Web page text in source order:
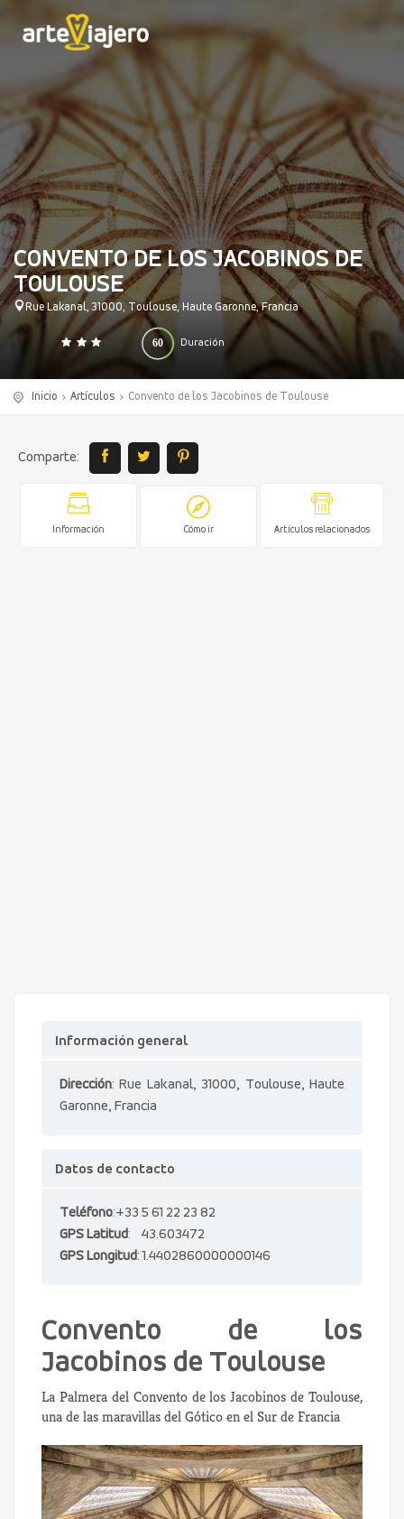
CONVENTO DE LOS JACOBINOS DE
TOULOUSE
Rue Lakanal, 31000, Toulouse, Haute Garonne, Francia
Duración
60
0 140
Inicio Artículos Convento de los Jacobinos de Toulouse
Comparte:
Información Cómo ir Artículos relacionados
Información general
Dirección: Rue Lakanal, 31000, Toulouse, Haute
Garonne, Francia
Datos de contacto
Teléfono:+33 5 61 22 23 82
GPS Latitud: 43.603472
GPS Longitud: 1.4402860000000146
Convento de los
Jacobinos de Toulouse
La Palmera del Convento de los Jacobinos de Toulouse,
una de las maravillas del Gótico en el Sur de Francia